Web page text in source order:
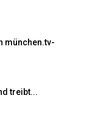
münchen.tv-
treibt...